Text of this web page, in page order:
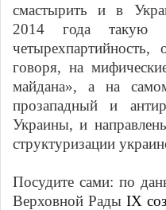
смастырить и в
2014 года такую
четырехпартийность,
говоря, на
майдана», а на
прозападный и
Украины, и
структуризации
Посудите сами: по
Верховной Рады IX